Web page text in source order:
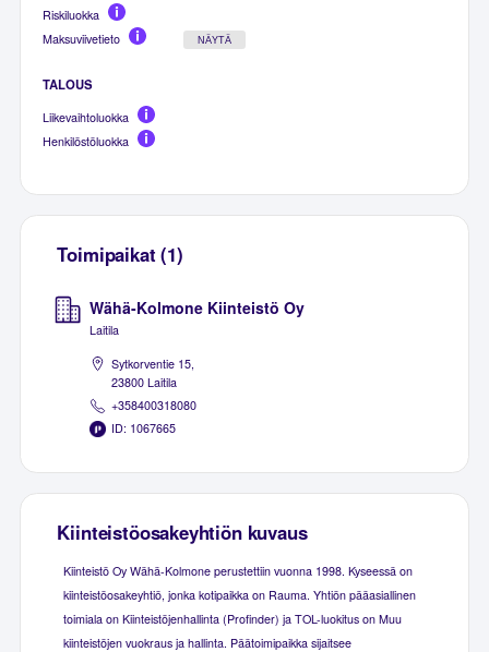
Riskiluokka
Maksuviivetieto
NÄYTÄ
TALOUS
Liikevaihtoluokka
Henkilöstöluokka
Toimipaikat (1)
Wähä-Kolmone Kiinteistö Oy
Laitila
Sytkorventie 15,
23800 Laitila
+358400318080
ID: 1067665
Kiinteistöosakeyhtiön kuvaus
Kiinteistö Oy Wähä-Kolmone perustettiin vuonna 1998. Kyseessä on
kiinteistöosakeyhtiö, jonka kotipaikka on Rauma. Yhtiön pääasiallinen
toimiala on Kiinteistöjenhallinta (Profinder) ja TOL-luokitus on Muu
kiinteistöjen vuokraus ja hallinta. Päätoimipaikka sijaitsee